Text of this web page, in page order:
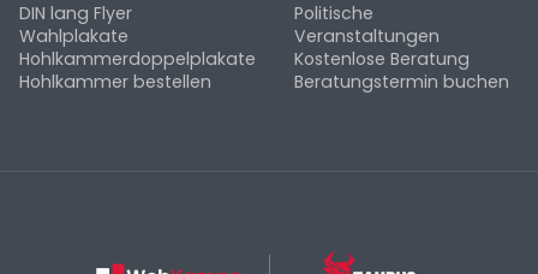
DIN lang Flyer
Wahlplakate
Hohlkammerdoppelplakate
Hohlkammer bestellen
Politische
Veranstaltungen
Kostenlose Beratung
Beratungstermin buchen